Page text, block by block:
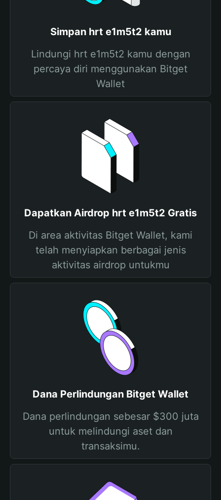
Simpan hrt e1m5t2 kamu
Lindungi hrt e1m5t2 kamu dengan
percaya diri menggunakan Bitget
Wallet
Dapatkan Airdrop hrt e1m5t2 Gratis
Di area aktivitas Bitget Wallet, kami
telah menyiapkan berbagai jenis
aktivitas airdrop untukmu
Dana Perlindungan Bitget Wallet
Dana perlindungan sebesar $300 juta
untuk melindungi aset dan
transaksimu.